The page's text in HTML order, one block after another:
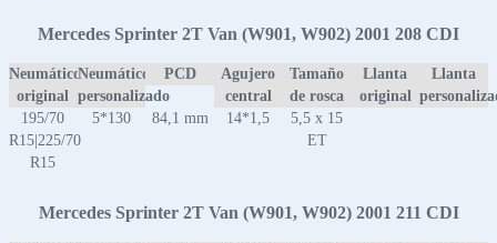
Mercedes Sprinter 2T Van (W901, W902) 2001 208 CDI
Neumático
original
Neumático
personalizado
PCD
Agujero
central
Tamaño
de rosca
Llanta
original
Llanta
195/70
R15|225/70
R15
5*130 84,1 mm 14*1,5
5,5 x 15
ET
Mercedes Sprinter 2T Van (W901, W902) 2001 211 CDI